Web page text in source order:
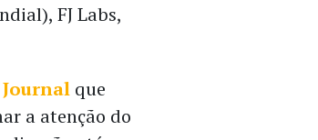
FJ Labs,
que
a atenção do